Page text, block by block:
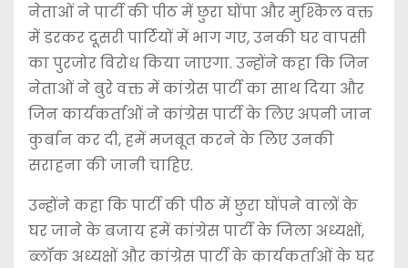
नेताओं ने पार्टी की पीठ में छुरा घोंपा और मुश्किल वक्त
में डरकर दूसरी पार्टियों में भाग गए, उनकी घर वापसी
का पुरजोर विरोध किया जाएगा. उन्होंने कहा कि जिन
नेताओं ने बुरे वक्त में कांग्रेस पार्टी का साथ दिया और
जिन कार्यकर्ताओं ने कांग्रेस पार्टी के लिए अपनी जान
कुर्बान कर दी, हमें मजबूत करने के लिए उनकी
सराहना की जानी चाहिए.
उन्होंने कहा कि पार्टी की पीठ में छुरा घोंपने वालों के
घर जाने के बजाय हमें कांग्रेस पार्टी के जिला अध्यक्षों,
ब्लॉक अध्यक्षों और कांग्रेस पार्टी के कार्यकर्ताओं के घर